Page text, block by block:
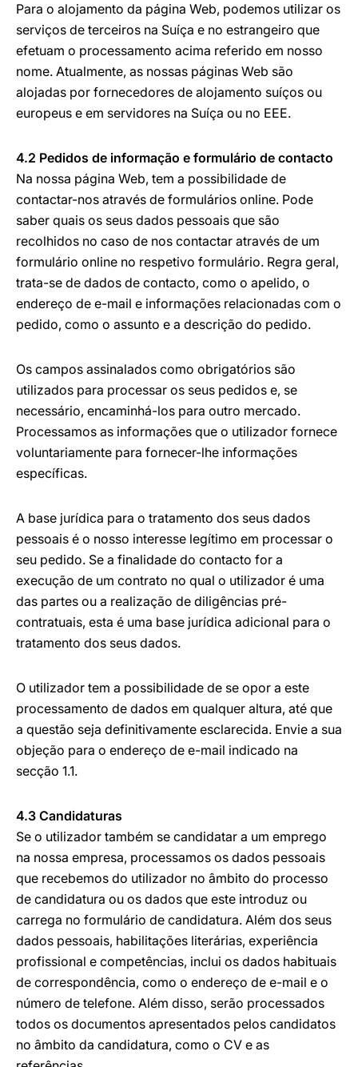
Para o alojamento da página Web, podemos utilizar os
serviços de terceiros na Suíça e no estrangeiro que
efetuam o processamento acima referido em nosso
nome. Atualmente, as nossas páginas Web são
alojadas por fornecedores de alojamento suíços ou
europeus e em servidores na Suíça ou no EEE.
4.2 Pedidos de informação e formulário de contacto
Na nossa página Web, tem a possibilidade de
contactar-nos através de formulários online. Pode
saber quais os seus dados pessoais que são
recolhidos no caso de nos contactar através de um
formulário online no respetivo formulário. Regra geral,
trata-se de dados de contacto, como o apelido, o
endereço de e-mail e informações relacionadas com o
pedido, como o assunto e a descrição do pedido.
Os campos assinalados como obrigatórios são
utilizados para processar os seus pedidos e, se
necessário, encaminhá-los para outro mercado.
Processamos as informações que o utilizador fornece
voluntariamente para fornecer-lhe informações
específicas.
A base jurídica para o tratamento dos seus dados
pessoais é o nosso interesse legítimo em processar o
seu pedido. Se a finalidade do contacto for a
execução de um contrato no qual o utilizador é uma
das partes ou a realização de diligências pré-
contratuais, esta é uma base jurídica adicional para o
tratamento dos seus dados.
O utilizador tem a possibilidade de se opor a este
processamento de dados em qualquer altura, até que
a questão seja definitivamente esclarecida. Envie a sua
objeção para o endereço de e-mail indicado na
secção 1.1.
4.3 Candidaturas
Se o utilizador também se candidatar a um emprego
na nossa empresa, processamos os dados pessoais
que recebemos do utilizador no âmbito do processo
de candidatura ou os dados que este introduz ou
carrega no formulário de candidatura. Além dos seus
dados pessoais, habilitações literárias, experiência
profissional e competências, inclui os dados habituais
de correspondência, como o endereço de e-mail e o
número de telefone. Além disso, serão processados
todos os documentos apresentados pelos candidatos
no âmbito da candidatura, como o CV e as